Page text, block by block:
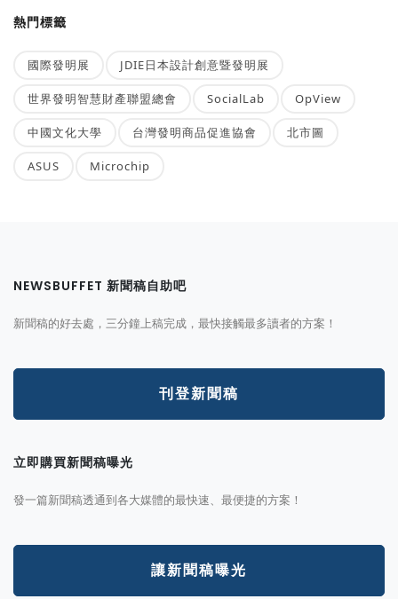
熱門標籤
國際發明展 JDIE日本設計創意暨發明展
世界發明智慧財產聯盟總會 SocialLab OpView
中國文化大學 台灣發明商品促進協會 北市圖
ASUS Microchip
NEWSBUFFET 新聞稿自助吧
新聞稿的好去處，三分鐘上稿完成，最快接觸最多讀者的方案！
刊登新聞稿
立即購買新聞稿曝光
發一篇新聞稿透通到各大媒體的最快速、最便捷的方案！
讓新聞稿曝光